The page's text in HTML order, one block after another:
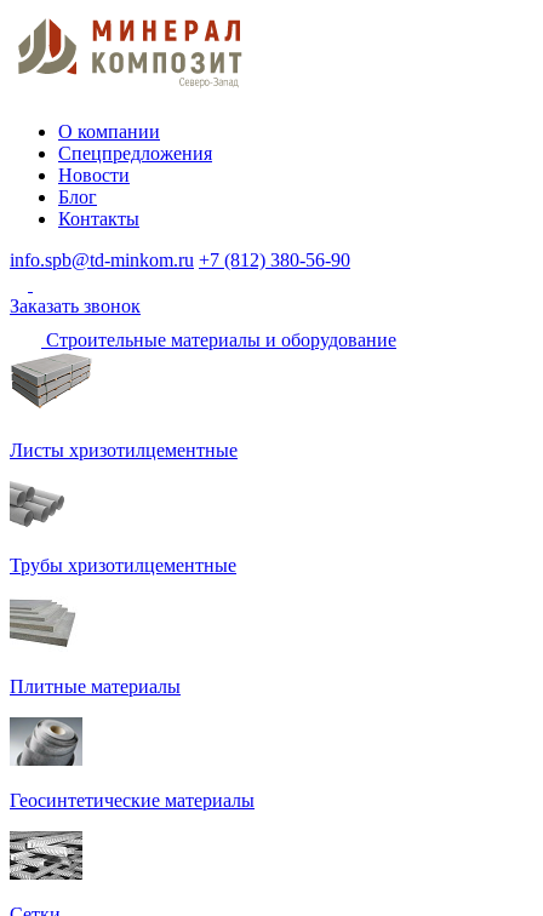
О компании
Спецпредложения
Новости
Блог
Контакты
info.spb@td-minkom.ru +7 (812) 380-56-90
Заказать звонок
Строительные материалы и оборудование
Листы хризотилцементные
Трубы хризотилцементные
Плитные материалы
Геосинтетические материалы